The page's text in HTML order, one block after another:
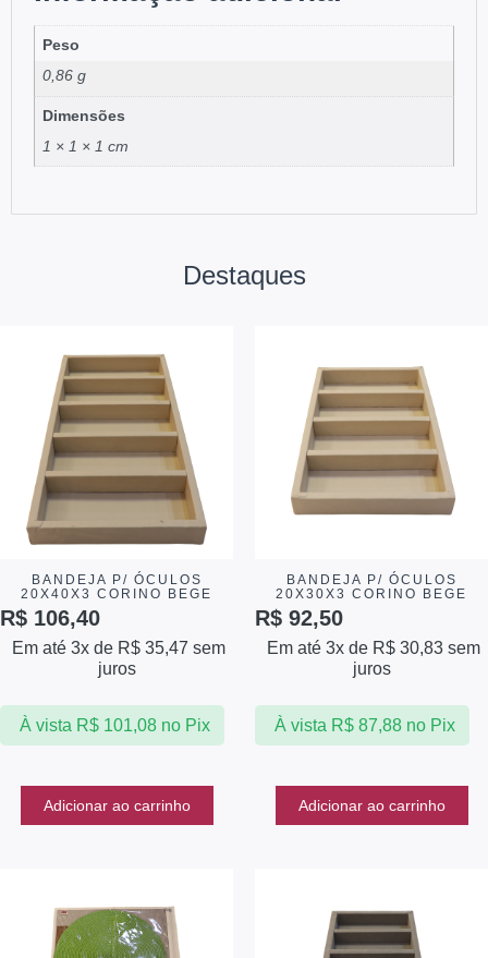
Peso
0,86 g
Dimensões
1 × 1 × 1 cm
Destaques
BANDEJA P/ ÓCULOS
20X40X3 CORINO BEGE
R$ 106,40
Em até 3x de R$ 35,47 sem
juros
À vista R$101,08 no Pix
Adicionar ao carrinho
BANDEJA P/ ÓCULOS
20X30X3 CORINO BEGE
R$ 92,50
Em até 3x de R$ 30,83 sem
juros
À vista R$87,88 no Pix
Adicionar ao carrinho